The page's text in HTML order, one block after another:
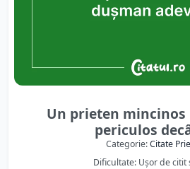
Un prieten
periculos
Categorie:Citate
Dificultate: Ușor de citit